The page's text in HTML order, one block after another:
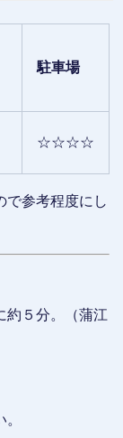
駐車場
☆☆☆☆
参考程度にし
約５分。（蒲江